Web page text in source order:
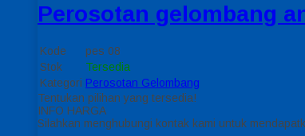
Perosotan gelombang
Kode
pes 08
Stok
Tersedia
Kategori Perosotan Gelombang
Tentukan pilihan yang tersedia!
INFO HARGA
Silahkan menghubungi kontak kami untuk